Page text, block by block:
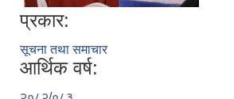
प्रकार:
सूचना तथा समाचार
आर्थिक वर्ष: